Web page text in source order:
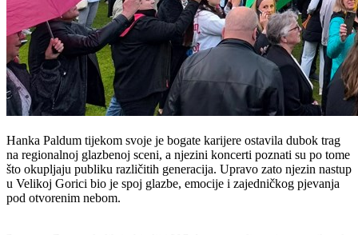
Hanka Paldum tijekom svoje je bogate karijere ostavila dubok trag
na regionalnoj glazbenoj sceni, a njezini koncerti poznati su po tome
što okupljaju publiku različitih generacija. Upravo zato njezin nastup
u Velikoj Gorici bio je spoj glazbe, emocije i zajedničkog pjevanja
pod otvorenim nebom.